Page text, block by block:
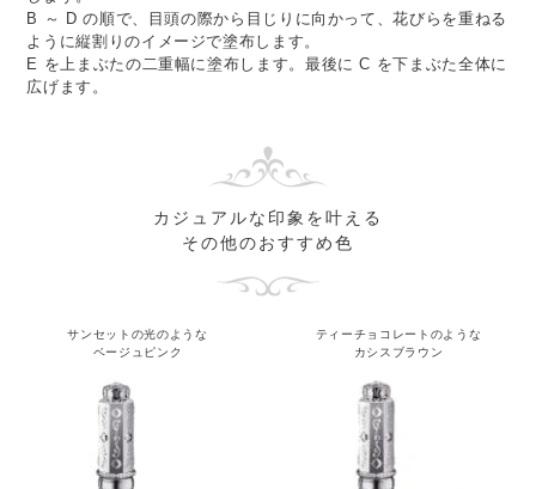
B ～ D の順で、目頭の際から目じりに向かって、花びらを重ねる
ように縦割りのイメージで塗布します。
E を上まぶたの二重幅に塗布します。最後に C を下まぶた全体に
広げます。
カジュアルな印象を叶える
その他のおすすめ色
サンセットの光のような
ベージュピンク
ティーチョコレートのような
カシスブラウン